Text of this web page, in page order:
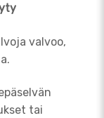
valvoo,
tai